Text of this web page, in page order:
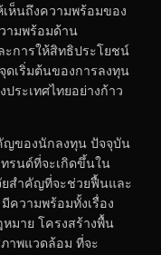
ห็นถึงความพร้อมของ
ามพร้อมด้าน
การให้สิทธิประโยชน์
ดเริ่มต้นของการลงทุน
ระเทศไทยอย่างก้าว
ญของนักลงทุน ปัจจุบัน
รนด์ที่จะเกิดขึ้นใน
ยสำคัญที่จะช่วยฟื้นและ
มีความพร้อมทั้งเรื่อง
มาย โครงสร้างพื้น
าพแวดล้อม ที่จะ